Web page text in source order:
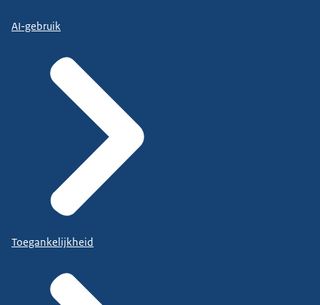
AI-gebruik
Toegankelijkheid